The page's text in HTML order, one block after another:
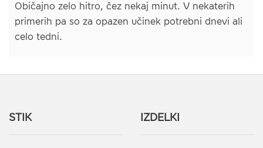
Običajno zelo hitro, čez nekaj minut. V nekaterih
primerih pa so za opazen učinek potrebni dnevi ali
celo tedni.
STIK IZDELKI